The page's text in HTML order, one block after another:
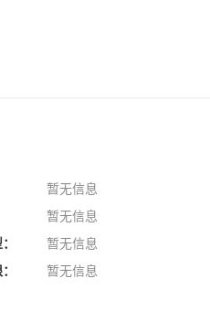
暂无信息
暂无信息
暂无信息
暂无信息